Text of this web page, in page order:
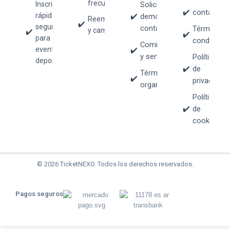
Inscripciones
rápidas y
seguras
para
eventos
deportivos.
frecuentes
Reembolsos
y cambios
Solicitar
demo /
contacto
Comisiones
y servicios
Términos para
organizadores
Términos y
Política
de
privacidad
Política
de
cookies
© 2026 TicketNEXO. Todos los derechos reservados.
Pagos seguros